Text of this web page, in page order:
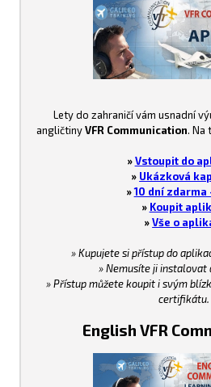
Lety do zahraničí vám usnadní
angličtinyVFR Communication. Na
» Vstoupit do
» Ukázková
»10 dní zdarma
» Koupit
»Vše o
» Kupujete si přístup do
» Nemusíte ji instalovat
» Přístup můžete koupit i svým
certifikátu.
English VFR